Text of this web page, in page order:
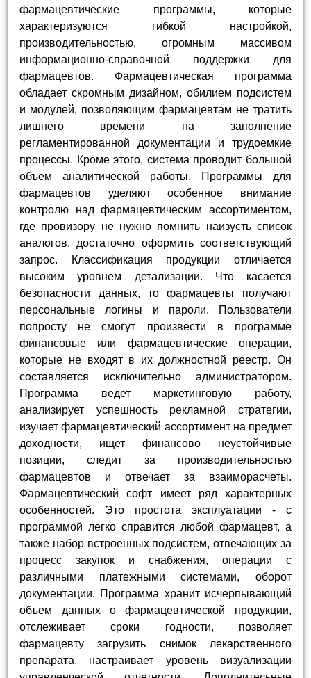
фармацевтические программы, которые
характеризуются гибкой настройкой,
производительностью, огромным массивом
информационно-справочной поддержки для
фармацевтов. Фармацевтическая программа
обладает скромным дизайном, обилием подсистем
и модулей, позволяющим фармацевтам не тратить
лишнего времени на заполнение
регламентированной документации и трудоемкие
процессы. Кроме этого, система проводит большой
объем аналитической работы. Программы для
фармацевтов уделяют особенное внимание
контролю над фармацевтическим ассортиментом,
где провизору не нужно помнить наизусть список
аналогов, достаточно оформить соответствующий
запрос. Классификация продукции отличается
высоким уровнем детализации. Что касается
безопасности данных, то фармацевты получают
персональные логины и пароли. Пользователи
попросту не смогут произвести в программе
финансовые или фармацевтические операции,
которые не входят в их должностной реестр. Он
составляется исключительно администратором.
Программа ведет маркетинговую работу,
анализирует успешность рекламной стратегии,
изучает фармацевтический ассортимент на предмет
доходности, ищет финансово неустойчивые
позиции, следит за производительностью
фармацевтов и отвечает за взаиморасчеты.
Фармацевтический софт имеет ряд характерных
особенностей. Это простота эксплуатации - с
программой легко справится любой фармацевт, а
также набор встроенных подсистем, отвечающих за
процесс закупок и снабжения, операции с
различными платежными системами, оборот
документации. Программа хранит исчерпывающий
объем данных о фармацевтической продукции,
отслеживает сроки годности, позволяет
фармацевту загрузить снимок лекарственного
препарата, настраивает уровень визуализации